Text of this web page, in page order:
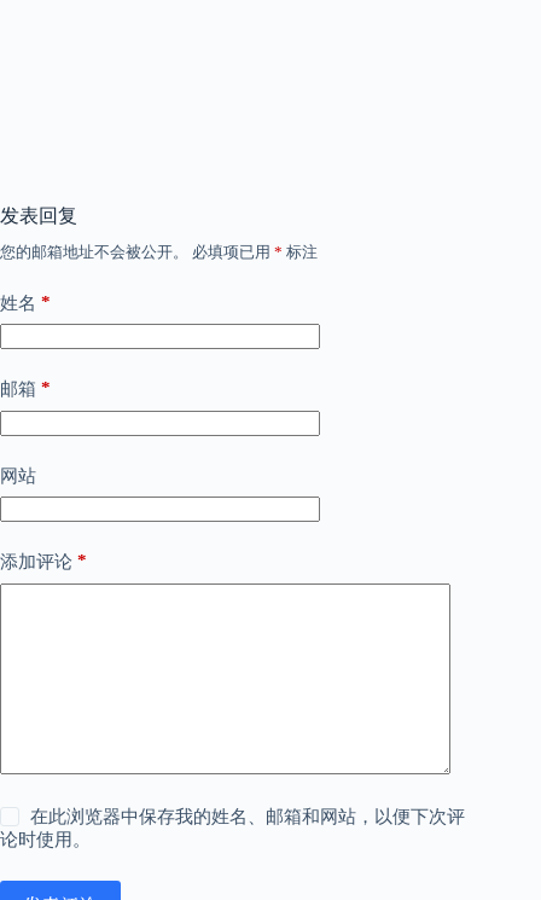
发表回复
您的邮箱地址不会被公开。 必填项已用 * 标注
姓名 *
邮箱 *
网站
添加评论 *
在此浏览器中保存我的姓名、邮箱和网站，以便下次评
论时使用。